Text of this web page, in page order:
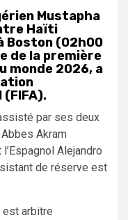
Mustapha
Haïti
Boston (02h00
de la première
monde 2026, a
par ses deux
Akram
Alejandro
de réserve est
est arbitre